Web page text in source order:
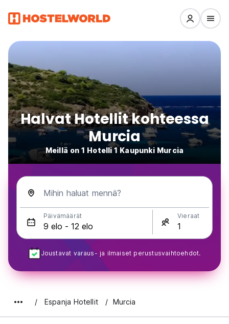
Halvat Hotellit kohteessa
Murcia
Meillä on 1 Hotelli 1 Kaupunki Murcia
Mihin haluat mennä?
Päivämäärät Vieraat
Joustavat varaus- ja ilmaiset perustusvaihtoehdot.
Espanja Hotellit Murcia